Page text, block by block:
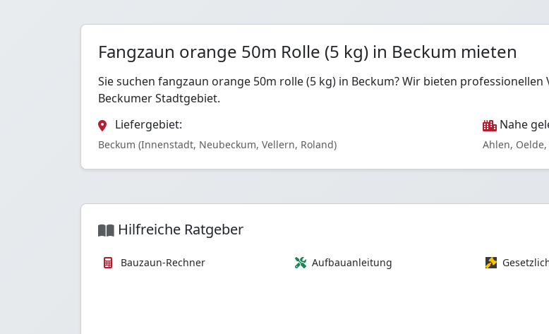
Fangzaun orange 50m Rolle (5 kg) in Beckum mieten
Sie suchen fangzaun orange 50m rolle (5 kg) in Beckum? Wir bieten
Beckumer Stadtgebiet.
Liefergebiet:
Beckum (Innenstadt, Neubeckum, Vellern, Roland)
Nahe
Ahlen,
Hilfreiche Ratgeber
Bauzaun-Rechner Aufbauanleitung